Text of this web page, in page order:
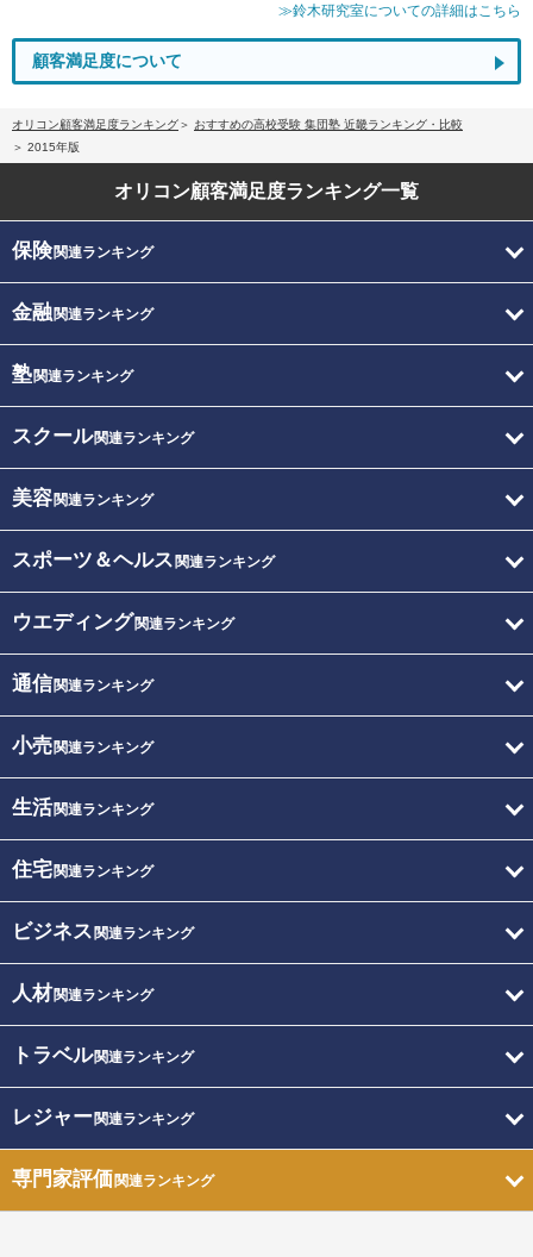
≫鈴木研究室についての詳細はこちら
顧客満足度について
オリコン顧客満足度ランキング
おすすめの高校受験 集団塾 近畿ランキング・比較
2015年版
オリコン顧客満足度ランキング一覧
保険関連ランキング
金融関連ランキング
塾関連ランキング
スクール関連ランキング
美容関連ランキング
スポーツ＆ヘルス 関連ランキング
ウエディング関連ランキング
通信関連ランキング
小売関連ランキング
生活関連ランキング
住宅関連ランキング
ビジネス 関連ランキング
人材関連ランキング
トラベル関連ランキング
レジャー関連ランキング
専門家評価関連ランキング